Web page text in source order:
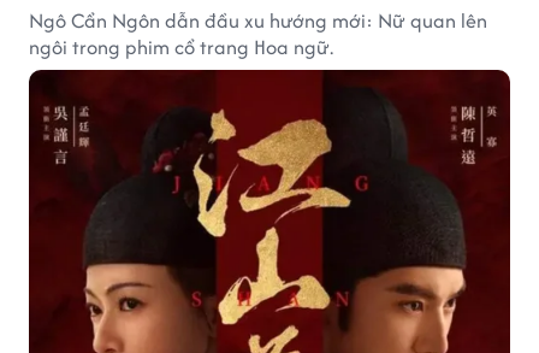
Ngô Cẩn Ngôn dẫn đầu xu hướng mới: Nữ quan lên
ngôi trong phim cổ trang Hoa ngữ.